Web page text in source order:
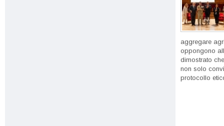
aggregare
oppongono
dimostrato
non solo
protocollo